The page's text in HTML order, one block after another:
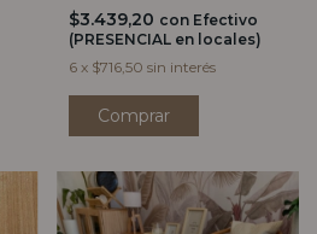
$3.439,20 con Efectivo
(PRESENCIAL en locales)
6 x $716,50 sin interés